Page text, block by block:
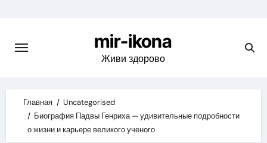
content
mir-ikona
Живи здорово
Главная
Uncategorised
Биография Падвы Генриха — удивительные подробности
о жизни и карьере великого ученого